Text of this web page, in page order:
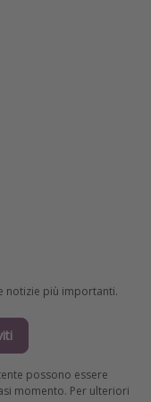
notizie più importanti.
possono essere
momento. Per ulteriori